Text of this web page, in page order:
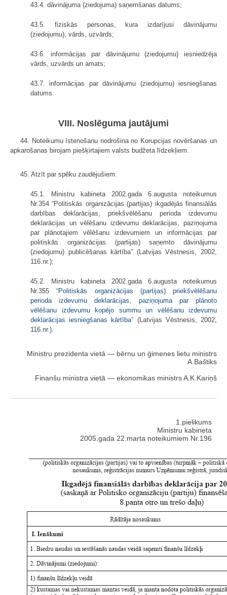
43.4. dāvinājuma (ziedojuma) saņemšanas datums;
43.5. fiziskās personas, kura izdarījusi dāvinājumu
(ziedojumu), vārds, uzvārds;
43.6. informācijas par dāvinājumu (ziedojumu) iesniedzēja
vārds, uzvārds un amats;
43.7. informācijas par dāvinājumu (ziedojumu) iesniegšanas
datums.
VIII. Noslēguma jautājumi
44. Noteikumu īstenošanu nodrošina no Korupcijas novēršanas un
apkarošanas birojam piešķirtajiem valsts budžeta līdzekļiem.
45. Atzīt par spēku zaudējušiem:
45.1. Ministru kabineta 2002.gada 6.augusta noteikumus
Nr.354 “Politiskās organizācijas (partijas) ikgadējās finansiālās
darbības deklarācijas, priekšvēlēšanu perioda izdevumu
deklarācijas un vēlēšanu izdevumu deklarācijas, paziņojuma
par plānotajiem vēlēšanu izdevumiem un informācijas par
politiskās organizācijas (partijas) saņemto dāvinājumu
(ziedojumu) publicēšanas kārtība” (Latvijas Vēstnesis, 2002,
116.nr.);
45.2. Ministru kabineta 2002.gada 6.augusta noteikumus
Nr.355 “Politiskās organizācijas (partijas) priekšvēlēšanu
perioda izdevumu deklarācijas, paziņojuma par plānoto
vēlēšanu izdevumu kopējo summu un vēlēšanu izdevumu
deklarācijas iesniegšanas kārtība” (Latvijas Vēstnesis, 2002,
116.nr.).
Ministru prezidenta vietā — bērnu un ģimenes lietu ministrs
A.Baštiks
Finanšu ministra vietā — ekonomikas ministrs A.K.Kariņš
1.pielikums
Ministru kabineta
2005.gada 22.marta noteikumiem Nr.196